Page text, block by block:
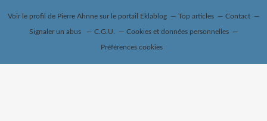
Voir le profil de Pierre Ahnnesur le portail Eklablog Top articles Contact
Signaler un abus C.G.U. Cookies et données personnelles
Préférences cookies